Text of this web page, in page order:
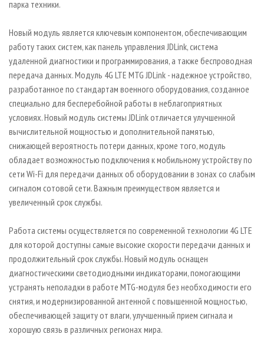
парка техники.
Новый модуль является ключевым компонентом, обеспечивающим
работу таких систем, как панель управления JDLink, система
удаленной диагностики и программирования, а также беспроводная
передача данных. Модуль 4G LTE MTG JDLink - надежное устройство,
разработанное по стандартам военного оборудования, созданное
специально для бесперебойной работы в неблагоприятных
условиях. Новый модуль системы JDLink отличается улучшенной
вычислительной мощностью и дополнительной памятью,
снижающей вероятность потери данных, кроме того, модуль
обладает возможностью подключения к мобильному устройству по
сети Wi-Fi для передачи данных об оборудовании в зонах со слабым
сигналом сотовой сети. Важным преимуществом является и
увеличенный срок службы.
Работа системы осуществляется по современной технологии 4G LTE
для которой доступны самые высокие скорости передачи данных и
продолжительный срок службы. Новый модуль оснащен
диагностическими светодиодными индикаторами, помогающими
устранять неполадки в работе MTG-модуля без необходимости его
снятия, и модернизированной антенной с повышенной мощностью,
обеспечивающей защиту от влаги, улучшенный прием сигнала и
хорошую связь в различных регионах мира.